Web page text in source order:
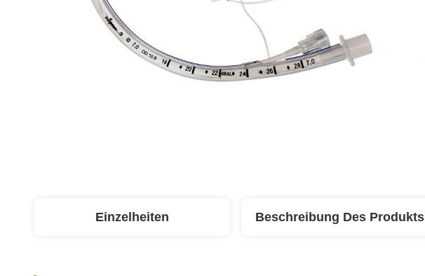
Einzelheiten Beschreibung Des Produkts